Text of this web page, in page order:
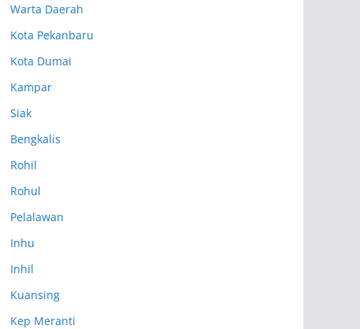
Warta Daerah
Kota Pekanbaru
Kota Dumai
Kampar
Siak
Bengkalis
Rohil
Rohul
Pelalawan
Inhu
Inhil
Kuansing
Kep Meranti